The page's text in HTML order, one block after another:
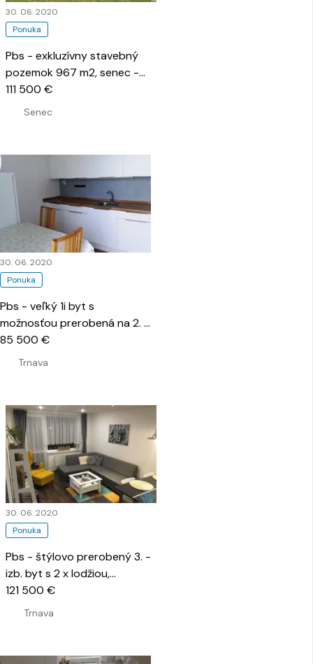
Ponuka
30. 06. 2020
Pbs - exkluzívny stavebný
pozemok 967 m2, senec -
mlynský Klín
Senec
111 500 €
Ponuka
30. 06. 2020
Pbs - veľký 1i byt s
možnosťou prerobená na 2. -
izbový, 2 x lodžia
Trnava
85 500 €
Ponuka
30. 06. 2020
Pbs - štýlovo prerobený 3. -
izb. byt s 2 x lodžiou,
Botanická ulica
Trnava
121 500 €